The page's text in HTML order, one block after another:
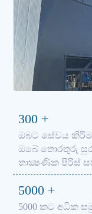
300 +
ඔබට සේවය
ඔබේ තොරතුරු
තාක්‍ෂණික පිරිස්
5000 +
5000 කට අධික